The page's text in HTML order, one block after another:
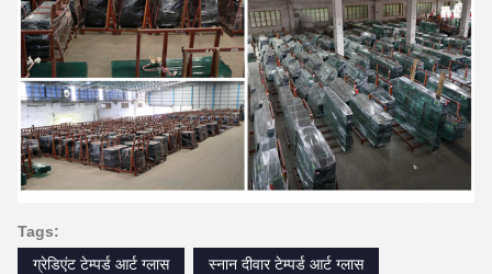
Tags:
ग्रेडिएंट टेम्पर्ड आर्ट ग्लास
स्नान दीवार टेम्पर्ड आर्ट ग्लास